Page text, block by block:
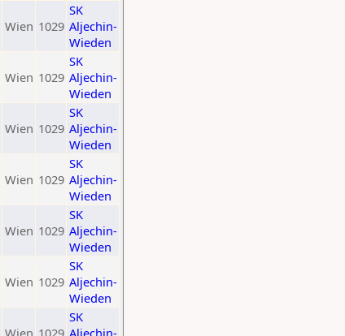
Wien 1029
SK
Aljechin-
Wieden
Wien 1029
SK
Aljechin-
Wieden
Wien 1029
SK
Aljechin-
Wieden
Wien 1029
SK
Aljechin-
Wieden
Wien 1029
SK
Aljechin-
Wieden
Wien 1029
SK
Aljechin-
Wieden
Wien 1029
SK
Aljechin-